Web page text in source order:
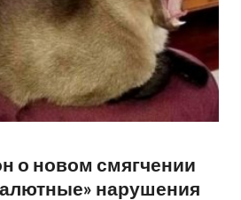
о новом смягчении
нарушения